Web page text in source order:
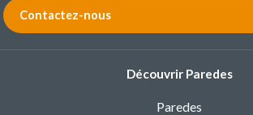
Contactez-nous
Découvrir Paredes
Paredes